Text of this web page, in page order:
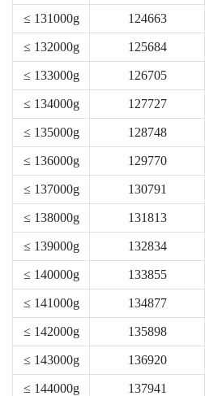
≤ 131000g 124663
≤ 132000g 125684
≤ 133000g 126705
≤ 134000g 127727
≤ 135000g 128748
≤ 136000g 129770
≤ 137000g 130791
≤ 138000g 131813
≤ 139000g 132834
≤ 140000g 133855
≤ 141000g 134877
≤ 142000g 135898
≤ 143000g 136920
≤ 144000g 137941